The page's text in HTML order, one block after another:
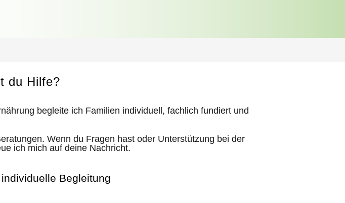
du Hilfe?
begleite ich Familien individuell, fachlich fundiert und
Wenn du Fragen hast oder Unterstützung bei der
ich mich auf deine Nachricht.
Begleitung